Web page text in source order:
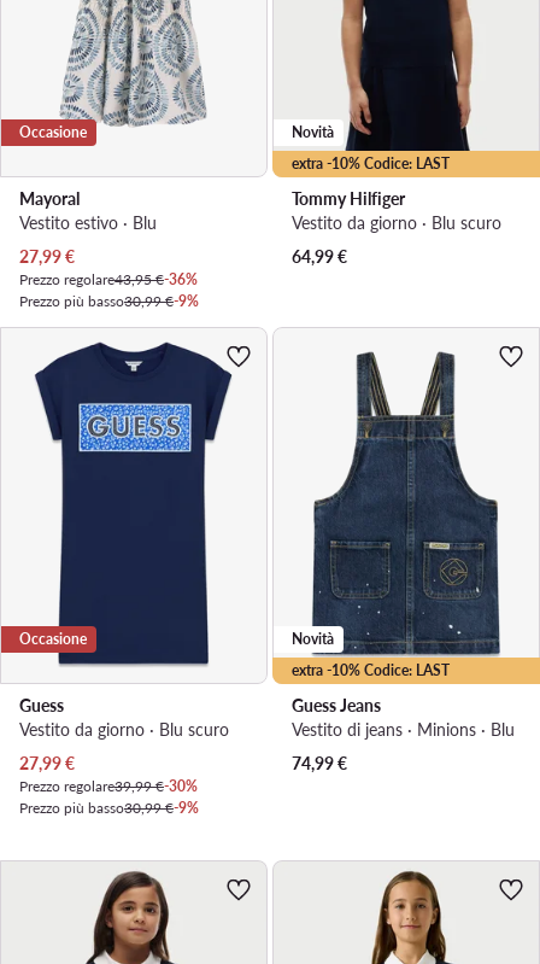
Occasione
Mayoral
Vestito estivo · Blu
Prezzo attuale
27,99€
Prezzo regolare43,95 €-36%
Prezzo più basso30,99 €-9%
extra -10% Codice: LAST
Novità
Tommy Hilfiger
Vestito da giorno · Blu scuro
64,99€
Occasione
Guess
Vestito da giorno · Blu scuro
Prezzo attuale
27,99€
Prezzo regolare39,99 €-30%
Prezzo più basso30,99 €-9%
extra -10% Codice: LAST
Novità
Guess Jeans
Vestito di jeans · Minions · Blu
74,99€